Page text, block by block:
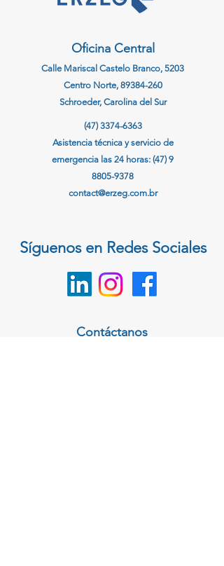
Oficina Central
Calle Mariscal Castelo Branco, 5203
Centro Norte, 89384-260
Schroeder, Carolina del Sur
(47) 3374-6363
Asistencia técnica y servicio de
emergencia las 24 horas: (47) 9
8805-9378
contact@erzeg.com.br
Síguenos en Redes Sociales
Contáctanos